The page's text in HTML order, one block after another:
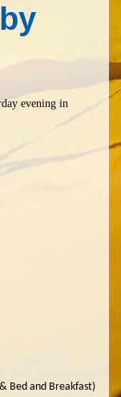
evening in
Bed and Breakfast)